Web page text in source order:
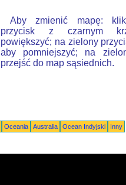
Aby zmienić mapę:
przycisk z czarnym
powiększyć; na zielony
aby pomniejszyć; na
przejść do map sąsiednich.
Oceania Australia Ocean Indyjski
Inny